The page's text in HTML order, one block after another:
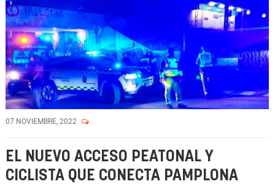
07 NOVIEMBRE, 2022
EL NUEVO ACCESO PEATONAL Y
CICLISTA QUE CONECTA PAMPLONA